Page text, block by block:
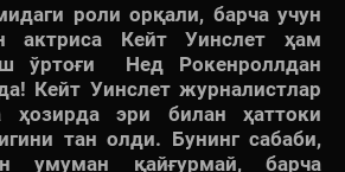
роли орқали, барча учун
актриса Кейт Уинслет ҳам
ўртоғи Нед Рокенроллдан
Кейт Уинслет журналистлар
ҳозирда эри билан ҳаттоки
тан олди. Бунинг сабаби,
умуман қайғурмай, барча